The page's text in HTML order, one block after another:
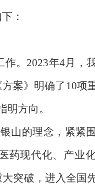
：
。 2023年4月，
案》明确了 10项
方向。
山的理念，紧紧
药现代化、产业
突破，进入全国